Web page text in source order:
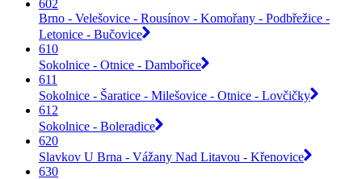
602
Brno - Velešovice - Rousínov - Komořany - Podbřežice -
Letonice - Bučovice
610
Sokolnice - Otnice - Dambořice
611
Sokolnice - Šaratice - Milešovice - Otnice - Lovčičky
612
Sokolnice - Boleradice
620
Slavkov U Brna - Vážany Nad Litavou - Křenovice
630